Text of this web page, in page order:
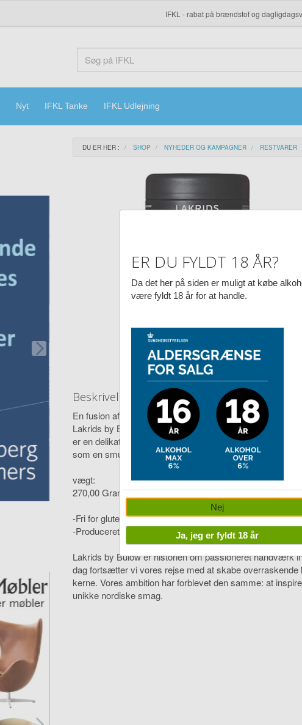
IFKL - rabat på brændstof og
Nyt IFKL Tanke IFKL Udlejning
DU ER HER : SHOP NYHEDER OG KAMPAGNER RESTVARER
Beskrivelse
En fusion af lakrids, chokolade og hindbær i én sprød, rød
Lakrids by Bülow Crispy Raspberry kombinerer den
er en delikat og farverig lakridsoplevelse, hvor det
som en smuk gave med wow-effekt.
vægt:
270,00 Grams
-Fri for gluten og gelatine - vores lakrids er lavet af rismel
-Produceret i Danmark
Lakrids by Bülow er historien om passioneret håndværk
dag fortsætter vi vores rejse med at skabe
kerne. Vores ambition har forblevet den samme: at
unikke nordiske smag.
ER DU FYLDT 18 ÅR?
Da det her på siden er muligt at købe
være fyldt 18 år for at handle.
Nej
Ja, jeg er fyldt 18 år